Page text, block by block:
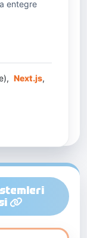
entegre
Next.js,